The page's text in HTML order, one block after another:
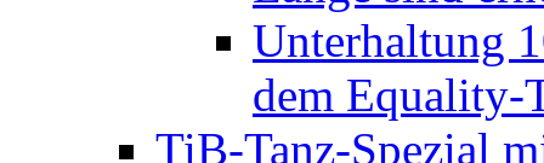
TiB-Tanz-Spezial
TiB-Tanz-Spezial
TiB-Tanz-Spezial